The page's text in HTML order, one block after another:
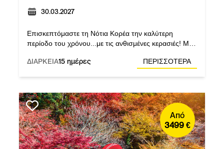
30.03.2027
Επισκεπτόμαστε τη Νότια Κορέα την καλύτερη
περίοδο του χρόνου...με τις ανθισμένες κερασιές! Με
ΔΙΑΡΚΕΙΑ15 ημέρες ΠΕΡΙΣΣΟΤΕΡΑ
Από
3499 €